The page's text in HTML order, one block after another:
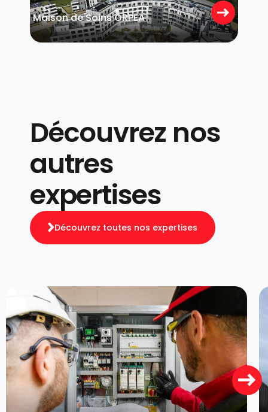
Strassen
Maison de Soins ORPEA
Découvrez nos
autres
expertises
Découvrez toutes nos expertises